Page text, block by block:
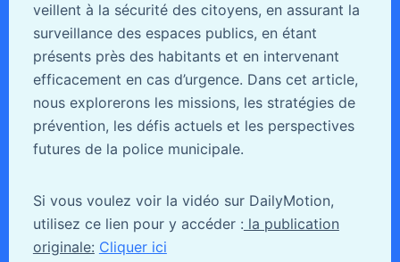
veillent à la sécurité des citoyens, en assurant la
surveillance des espaces publics, en étant
présents près des habitants et en intervenant
efficacement en cas d’urgence. Dans cet article,
nous explorerons les missions, les stratégies de
prévention, les défis actuels et les perspectives
futures de la police municipale.
Si vous voulez voir la vidéo sur DailyMotion,
utilisez ce lien pour y accéder : la publication
originale: Cliquer ici